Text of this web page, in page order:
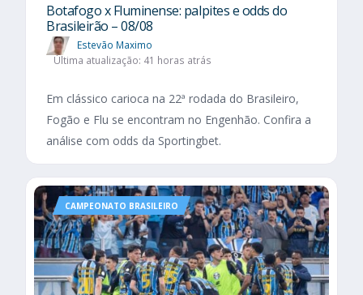
Botafogo x Fluminense: palpites e odds do
Brasileirão – 08/08
Estevão Maximo
Última atualização: 41 horas atrás
Em clássico carioca na 22ª rodada do Brasileiro,
Fogão e Flu se encontram no Engenhão. Confira a
análise com odds da Sportingbet.
CAMPEONATO BRASILEIRO